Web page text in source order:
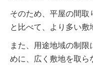
そのため、平屋の間取
と比べて、より多い敷
また、用途地域の制
めに、広く敷地を取ら